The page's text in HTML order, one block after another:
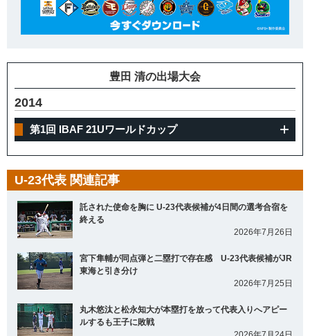
豊田 清の出場大会
2014
第1回 IBAF 21Uワールドカップ
U-23代表 関連記事
託された使命を胸に U-23代表候補が4日間の選考合宿を
終える
2026年7月26日
宮下隼輔が同点弾と二塁打で存在感 U-23代表候補がJR
東海と引き分け
2026年7月25日
丸木悠汰と松永知大が本塁打を放って代表入りへアピー
ルするも王子に敗戦